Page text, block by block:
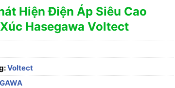
Hiện Điện Áp Siêu Cao
Hasegawa Voltect
Voltect